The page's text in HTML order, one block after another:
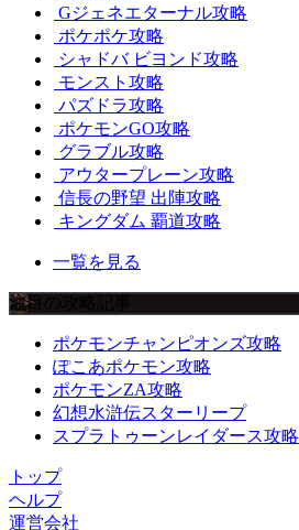
Gジェネエターナル攻略
ポケポケ攻略
シャドバ ビヨンド攻略
モンスト攻略
パズドラ攻略
ポケモンGO攻略
グラブル攻略
アウタープレーン攻略
信長の野望 出陣攻略
キングダム 覇道攻略
一覧を見る
注目の攻略記事
ポケモンチャンピオンズ攻略
ぽこあポケモン攻略
ポケモンZA攻略
幻想水滸伝スターリープ
スプラトゥーンレイダース攻略
トップ
ヘルプ
運営会社